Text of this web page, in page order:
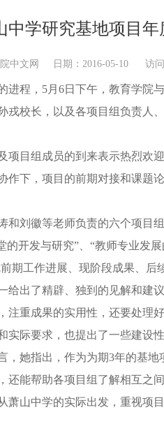
中学研究基地项目
院中文网 日期：2016-05-10 访问
程，5月6日下午，教育学院
戎校长，以及各项目组负责人
目组成员的到来表示热烈欢
作下，项目的前期对接和课题
刘徽等老师负责的六个项目
开发与研究”、“教师专业发
期工作进展、现阶段成果、后
出了精辟、独到的见解和建
注重成果的实用性，还要处理
际要求，也提出了一些建设性
她指出，作为为期3年的基
还能帮助各项目组了解相互之
萧山中学的实际出发，重视项